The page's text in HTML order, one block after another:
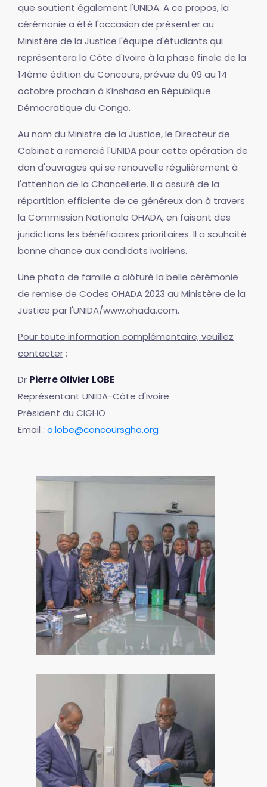
que soutient également l'UNIDA. A ce propos, la
cérémonie a été l'occasion de présenter au
Ministère de la Justice l'équipe d'étudiants qui
représentera la Côte d'Ivoire à la phase finale de la
14ème édition du Concours, prévue du 09 au 14
octobre prochain à Kinshasa en République
Démocratique du Congo.
Au nom du Ministre de la Justice, le Directeur de
Cabinet a remercié l'UNIDA pour cette opération de
don d'ouvrages qui se renouvelle régulièrement à
l'attention de la Chancellerie. Il a assuré de la
répartition efficiente de ce généreux don à travers
la Commission Nationale OHADA, en faisant des
juridictions les bénéficiaires prioritaires. Il a souhaité
bonne chance aux candidats ivoiriens.
Une photo de famille a clôturé la belle cérémonie
de remise de Codes OHADA 2023 au Ministère de la
Justice par l'UNIDA/www.ohada.com.
Pour toute information complémentaire, veuillez
contacter :
Dr Pierre Olivier LOBE
Représentant UNIDA-Côte d'Ivoire
Président du CIGHO
Email : o.lobe@concoursgho.org